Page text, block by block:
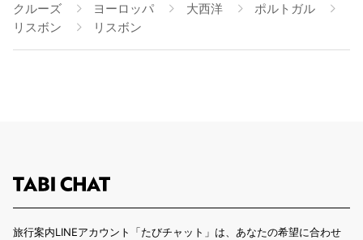
クルーズ
ヨーロッパ 大西洋
ポルトガル
リスボン
リスボン
旅行案内LINEアカウント「たびチャット」は、あなたの希望に合わせ